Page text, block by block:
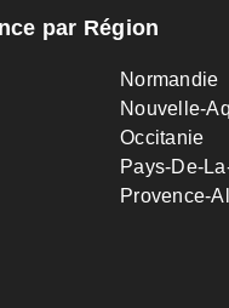
par Région
Normandie
Nouvelle-
Occitanie
Pays-De-
Provence-